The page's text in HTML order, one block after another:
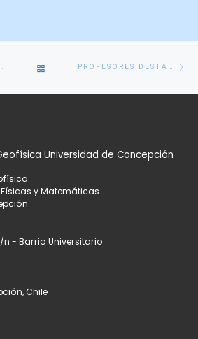
ESTUDIANTE MARAYÉN CANALES PRESENTA POSTER EN CONGRESO SOBRE LA ALTA ATMÓSFERA VOLVER
A
LISTA
PROFESORES DESTACAN ALTA CALIDAD DE TESIS EN TIERRA SÓLIDA DE CAMILA MONGE ORELLANA
Universidad de Concepción
y Matemáticas
n - Barrio Universitario
Chile